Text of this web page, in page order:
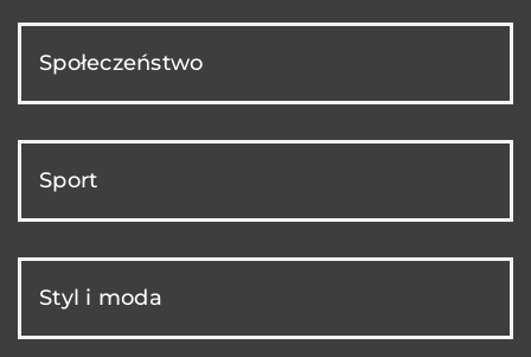
Społeczeństwo
Sport
Styl i moda